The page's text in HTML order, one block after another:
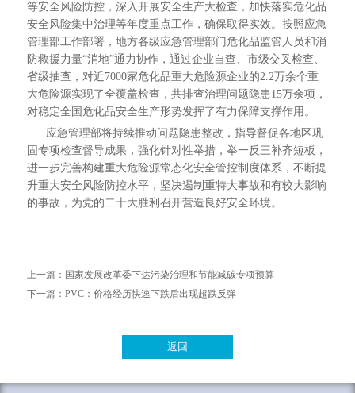
等安全风险防控，深入开展安全生产大检查，加快落实危化品
安全风险集中治理等年度重点工作，确保取得实效。按照应急
管理部工作部署，地方各级应急管理部门危化品监管人员和消
防救援力量“消地”通力协作，通过企业自查、市级交叉检查、
省级抽查，对近7000家危化品重大危险源企业的2.2万余个重
大危险源实现了全覆盖检查，共排查治理问题隐患15万余项，
对稳定全国危化品安全生产形势发挥了有力保障支撑作用。
应急管理部将持续推动问题隐患整改，指导督促各地区巩
固专项检查督导成果，强化针对性举措，举一反三补齐短板，
进一步完善构建重大危险源常态化安全管控制度体系，不断提
升重大安全风险防控水平，坚决遏制重特大事故和有较大影响
的事故，为党的二十大胜利召开营造良好安全环境。
上一篇： 国家发展改革委下达污染治理和节能减碳专项预算
下一篇： PVC：价格经历快速下跌后出现超跌反弹
返回